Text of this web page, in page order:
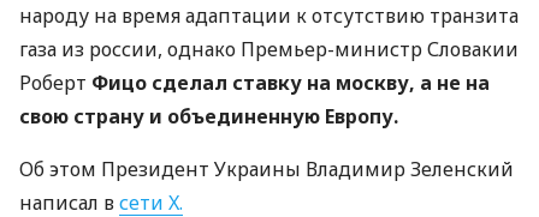
народу на время адаптации к отсутствию транзита
газа из россии, однако Премьер-министр Словакии
Роберт Фицо сделал ставку на москву, а не на
свою страну и объединенную Европу.
Об этом Президент Украины Владимир Зеленский
написал всети X.